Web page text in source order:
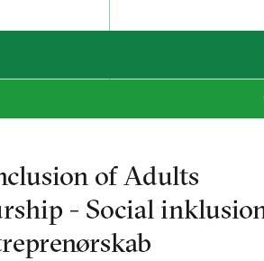
of Adults
- Social